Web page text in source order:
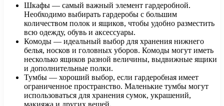
Шкафы — самый важный элемент гардеробной.
Необходимо выбирать гардеробы с большим
количеством полок и ящиков, чтобы удобно разместить
всю одежду, обувь и аксессуары.
Комоды — идеальный выбор для хранения нижнего
белья, носков и головных уборов. Комоды могут иметь
несколько ящиков разной величины, выдвижные ящики
и дополнительные полки.
Тумбы — хороший выбор, если гардеробная имеет
ограниченное пространство. Маленькие тумбы могут
использоваться для хранения сумок, украшений,
макияжа и других вещей.